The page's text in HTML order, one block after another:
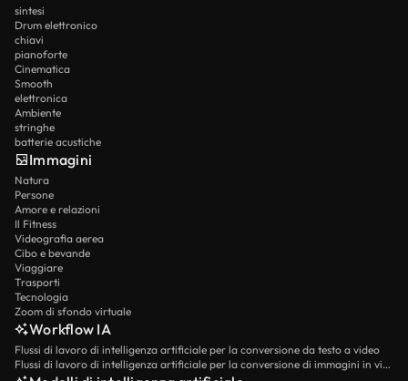
sintesi
Drum elettronico
chiavi
pianoforte
Cinematica
Smooth
elettronica
Ambiente
stringhe
batterie acustiche
Immagini
Natura
Persone
Amore e relazioni
Il Fitness
Videografia aerea
Cibo e bevande
Viaggiare
Trasporti
Tecnologia
Zoom di sfondo virtuale
Workflow IA
Flussi di lavoro di intelligenza artificiale per la conversione da testo a video
Flussi di lavoro di intelligenza artificiale per la conversione di immagini in video